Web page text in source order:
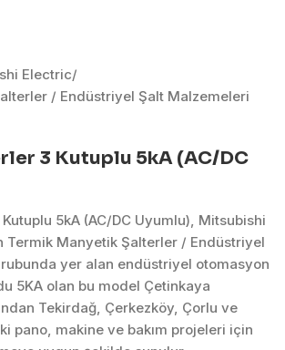
Electric/
/ Endüstriyel Şalt Malzemeleri
3 Kutuplu 5kA (AC/DC
5kA (AC/DC Uyumlu), Mitsubishi
Termik Manyetik Şalterler / Endüstriyel
yer alan endüstriyel otomasyon
5KA olan bu model Çetinkaya
Tekirdağ, Çerkezköy, Çorlu ve
pano, makine ve bakım projeleri için